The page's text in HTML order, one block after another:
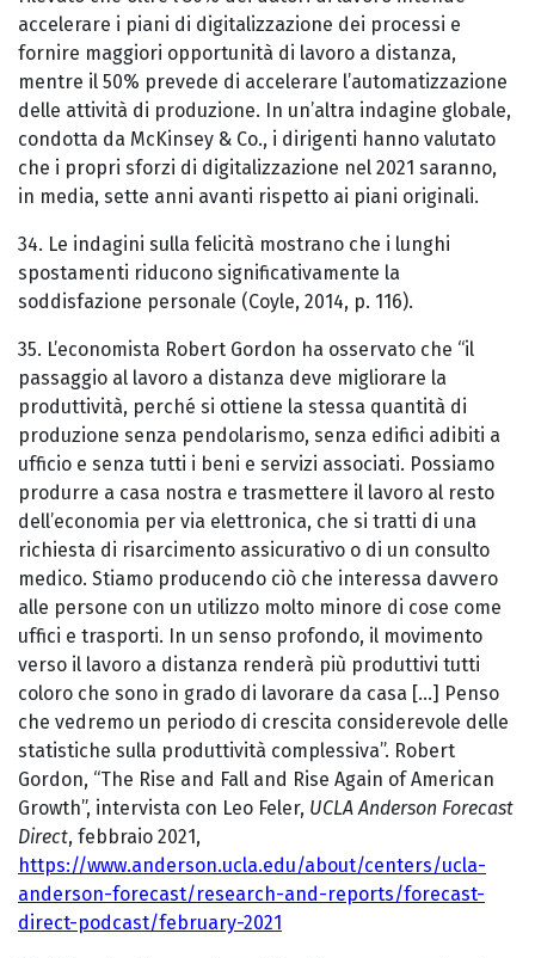
accelerare i piani di digitalizzazione dei processi e
fornire maggiori opportunità di lavoro a distanza,
mentre il 50% prevede di accelerare l’automatizzazione
delle attività di produzione. In un’altra indagine globale,
condotta da McKinsey & Co., i dirigenti hanno valutato
che i propri sforzi di digitalizzazione nel 2021 saranno,
in media, sette anni avanti rispetto ai piani originali.
34. Le indagini sulla felicità mostrano che i lunghi
spostamenti riducono significativamente la
soddisfazione personale (Coyle, 2014, p. 116).
35. L’economista Robert Gordon ha osservato che “il
passaggio al lavoro a distanza deve migliorare la
produttività, perché si ottiene la stessa quantità di
produzione senza pendolarismo, senza edifici adibiti a
ufficio e senza tutti i beni e servizi associati. Possiamo
produrre a casa nostra e trasmettere il lavoro al resto
dell’economia per via elettronica, che si tratti di una
richiesta di risarcimento assicurativo o di un consulto
medico. Stiamo producendo ciò che interessa davvero
alle persone con un utilizzo molto minore di cose come
uffici e trasporti. In un senso profondo, il movimento
verso il lavoro a distanza renderà più produttivi tutti
coloro che sono in grado di lavorare da casa [...] Penso
che vedremo un periodo di crescita considerevole delle
statistiche sulla produttività complessiva”. Robert
Gordon, “The Rise and Fall and Rise Again of American
Growth”, intervista con Leo Feler, UCLA Anderson Forecast
Direct, febbraio 2021,
https://www.anderson.ucla.edu/about/centers/ucla-
anderson-forecast/research-and-reports/forecast-
direct-podcast/february-2021